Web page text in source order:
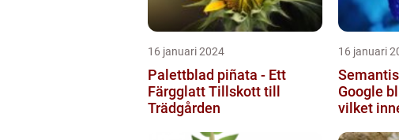
16 januari 2024
Palettblad piñata - Ett
Färgglatt Tillskott till
Trädgården
16 januari
Google
vilket